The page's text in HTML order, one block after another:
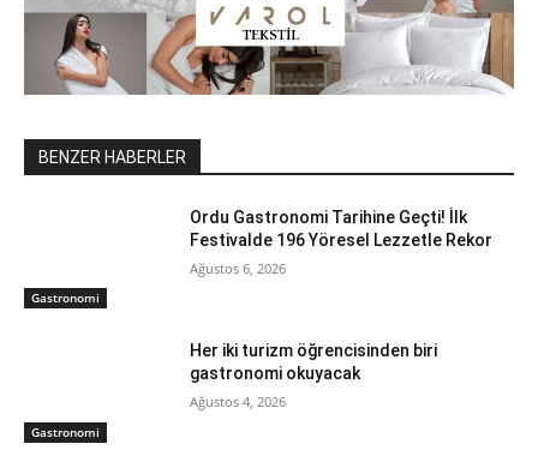
BENZER HABERLER
Gastronomi
Ordu Gastronomi Tarihine Geçti! İlk
Festivalde 196 Yöresel Lezzetle Rekor
Ağustos 6, 2026
Gastronomi
Her iki turizm öğrencisinden biri
gastronomi okuyacak
Ağustos 4, 2026